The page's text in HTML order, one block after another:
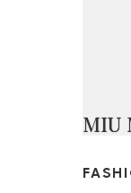
MIU